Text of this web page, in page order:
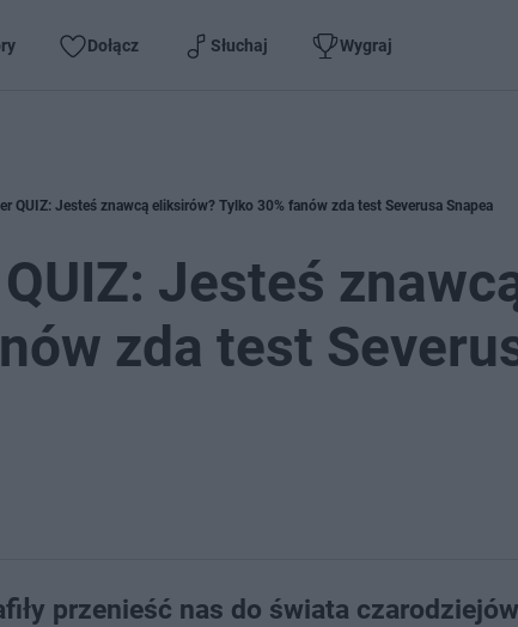
Dołącz Słuchaj Wygraj
QUIZ: Jesteś znawcą eliksirów? Tylko 30% fanów zda test Severusa Snapea
Jesteś
zda test
przenieść nas do świata